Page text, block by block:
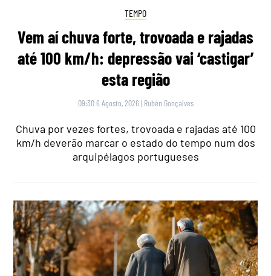
TEMPO
Vem aí chuva forte, trovoada e rajadas
até 100 km/h: depressão vai ‘castigar’
esta região
09:30 6 Agosto, 2026 | Rubén Gonçalves
Chuva por vezes fortes, trovoada e rajadas até 100
km/h deverão marcar o estado do tempo num dos
arquipélagos portugueses